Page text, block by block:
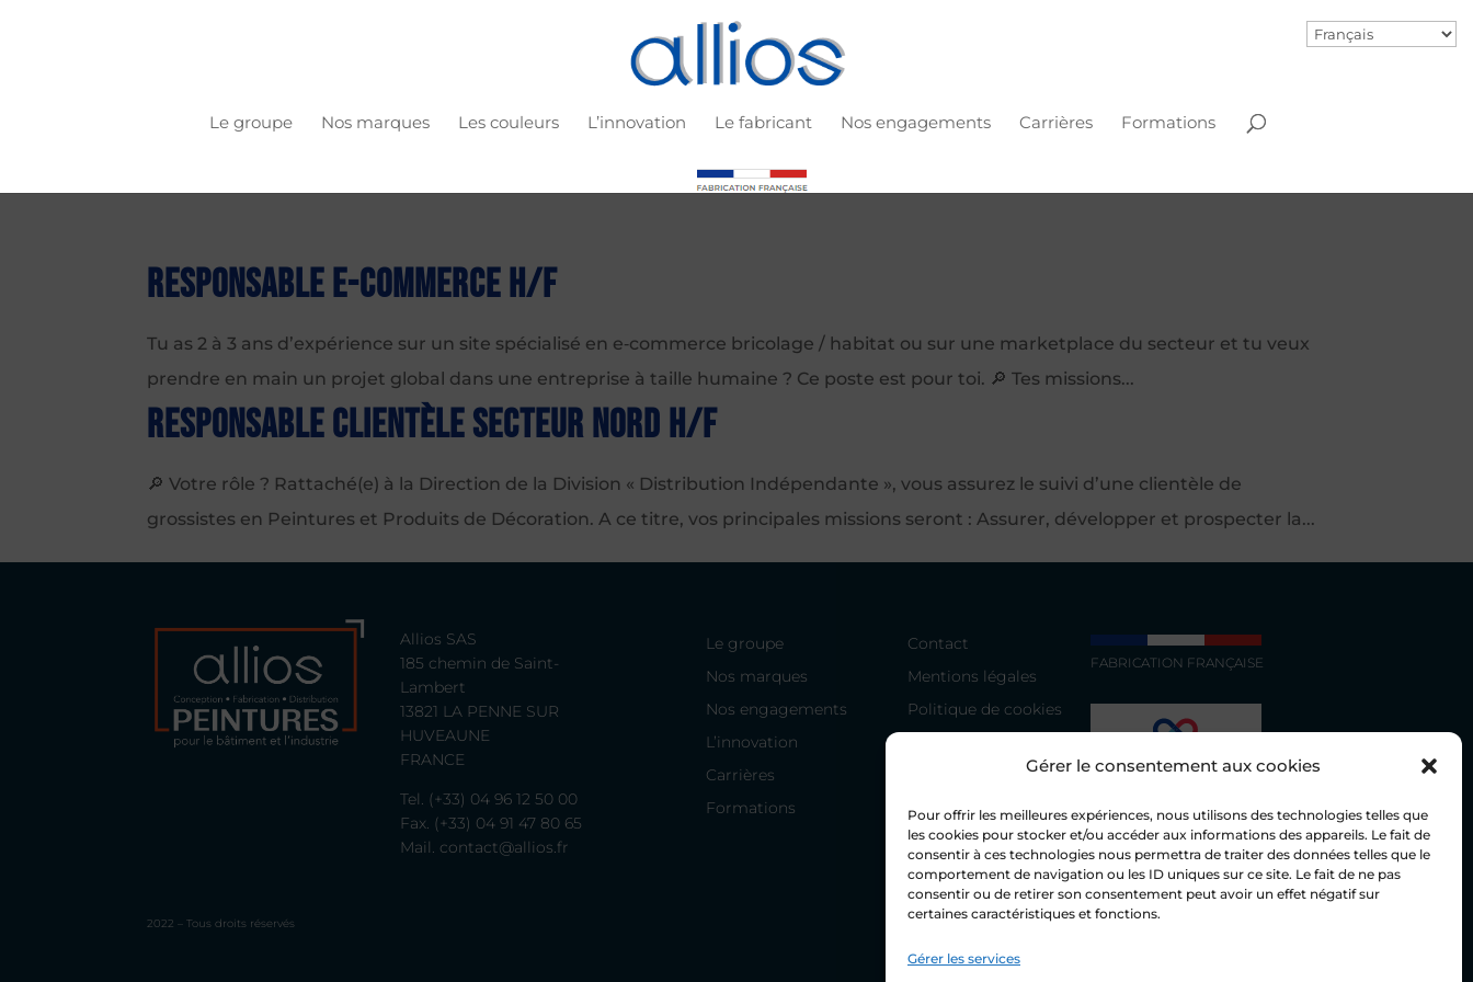
Gérer le consentement aux cookies
Pour offrir les meilleures expériences, nous utilisons des technologies telles que
les cookies pour stocker et/ou accéder aux informations des appareils. Le fait de
consentir à ces technologies nous permettra de traiter des données telles que le
comportement de navigation ou les ID uniques sur ce site. Le fait de ne pas
consentir ou de retirer son consentement peut avoir un effet négatif sur
certaines caractéristiques et fonctions.
Gérer les services
Le groupe Nos marques Les couleurs L’innovation Le fabricant Nos engagements Carrières Formations
Responsable e-commerce H/F
Tu as 2 à 3 ans d’expérience sur un site spécialisé en e‑commerce bricolage / habitat ou sur une marketplace du secteur et tu veux
prendre en main un projet global dans une entreprise à taille humaine ? Ce poste est pour toi. 🔎 Tes missions...
Responsable Clientèle Secteur Nord H/F
🔎 Votre rôle ? Rattaché(e) à la Direction de la Division « Distribution Indépendante », vous assurez le suivi d’une clientèle de
grossistes en Peintures et Produits de Décoration. A ce titre, vos principales missions seront : Assurer, développer et prospecter la...
Allios SAS
185 chemin de Saint-
Lambert
13821 LA PENNE SUR
HUVEAUNE
FRANCE
Tel. (+33) 04 96 12 50 00
Fax. (+33) 04 91 47 80 65
Mail. contact@allios.fr
Le groupe
Nos marques
Nos engagements
L’innovation
Carrières
Formations
Contact
Mentions légales
Politique de cookies
FABRICATION FRANÇAISE
2022 – Tous droits réservés